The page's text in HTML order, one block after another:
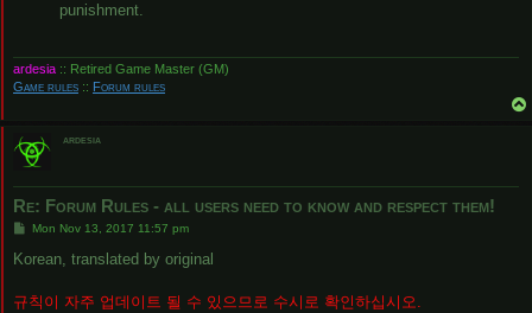
punishment.
ardesia :: Retired Game Master (GM)
Game rules :: Forum rules
ardesia
Re: Forum Rules - all users need to know and respect them!
P
s
Mon Nov 13, 2017 11:57 pm
Korean, translated by original
규칙이 자주 업데이트 될 수 있으므로 수시로 확인하십시오.